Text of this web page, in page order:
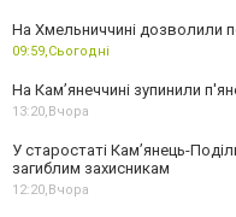
На Хмельниччині дозволили
09:59,Сьогодні
На Камʼянеччині зупинили
13:20,Вчора
У старостаті Кам’янець-
загиблим захисникам
12:20,Вчора